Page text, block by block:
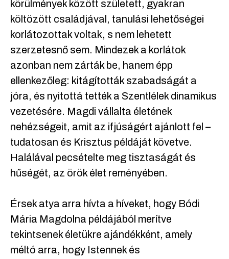
körülmények között született, gyakran
költözött családjával, tanulási lehetőségei
korlátozottak voltak, s nem lehetett
szerzetesnő sem. Mindezek a korlátok
azonban nem zárták be, hanem épp
ellenkezőleg: kitágították szabadságát a
jóra, és nyitottá tették a Szentlélek dinamikus
vezetésére. Magdi vállalta életének
nehézségeit, amit az ifjúságért ajánlott fel –
tudatosan és Krisztus példáját követve.
Halálával pecsételte meg tisztaságát és
hűségét, az örök élet reményében.
Érsek atya arra hívta a híveket, hogy Bódi
Mária Magdolna példájából merítve
tekintsenek életükre ajándékként, amely
méltó arra, hogy Istennek és